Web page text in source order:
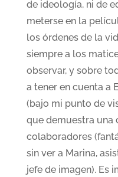
de ideología, ni de
meterse en la
los órdenes de la
siempre a los
observar, y sobre
a tener en cuenta a
(bajo mi punto de
que demuestra una
colaboradores
sin ver a Marina,
jefe de imagen). Es